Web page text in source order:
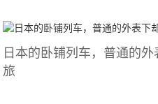
日本的卧铺列车，普通的
旅